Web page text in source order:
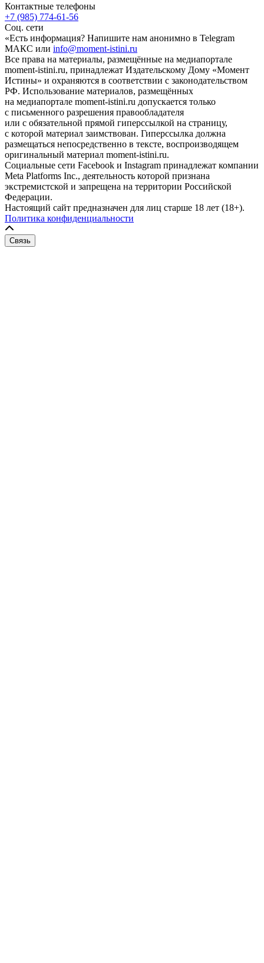
Контактные телефоны
+7 (985) 774-61-56
Соц. сети
«Есть информация? Напишите нам анонимно в Telegram
МАКС или info@moment-istini.ru
Все права на материалы, размещённые на медиапортале
moment-istini.ru, принадлежат Издательскому Дому «Момент
Истины» и охраняются в соответствии с законодательством
РФ. Использование материалов, размещённых
на медиапортале moment-istini.ru допускается только
с письменного разрешения правообладателя
или с обязательной прямой гиперссылкой на страницу,
с которой материал заимствован. Гиперссылка должна
размещаться непосредственно в тексте, воспроизводящем
оригинальный материал moment-istini.ru.
Социальные сети Facebook и Instagram принадлежат компании
Meta Platforms Inc., деятельность которой признана
экстремистской и запрещена на территории Российской
Федерации.
Настоящий сайт предназначен для лиц старше 18 лет (18+).
Политика конфиденциальности
Связь